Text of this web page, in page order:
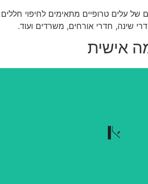
עלים טרופיים מתאימים לחיפוי חללים
שינה, חדרי אורחים, משרדים ועוד.
אישית
נשלף בקלות